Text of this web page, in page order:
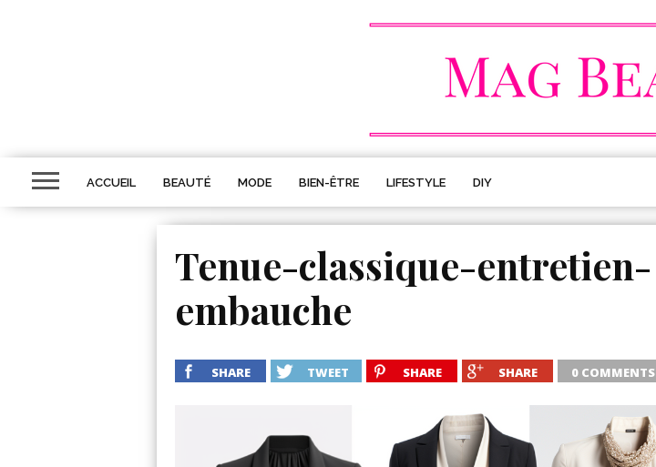
ACCUEIL BEAUTÉ MODE BIEN-ÊTRE LIFESTYLE DIY
Tenue-classique-entretien-
embauche
SHARE TWEET SHARE SHARE 0 COMMENTS